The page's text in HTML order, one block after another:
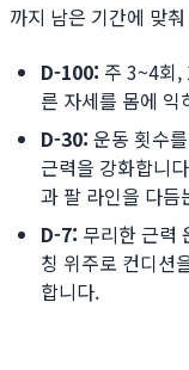
까지 남은 기간에 맞
D-100: 주 3~4회,
른 자세를 몸에 익
D-30: 운동 횟수
근력을 강화합니
과 팔 라인을 다듬
D-7: 무리한 근력
칭 위주로 컨디션
합니다.